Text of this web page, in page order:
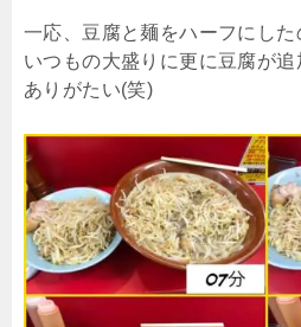
一応、豆腐と麺をハーフにした
いつもの大盛りに更に豆腐が追
ありがたい(笑)